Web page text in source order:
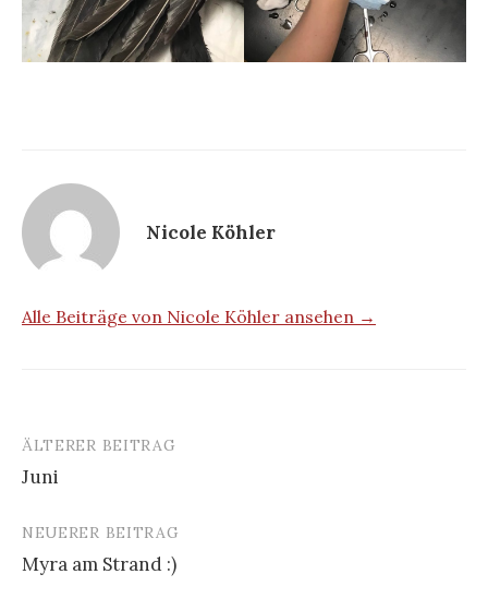
Nicole Köhler
Alle Beiträge von Nicole Köhler ansehen →
Beitrags-
Navigation
ÄLTERER BEITRAG
Juni
NEUERER BEITRAG
Myra am Strand :)